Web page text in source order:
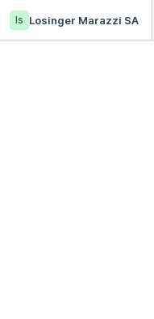
ls Losinger Marazzi SA